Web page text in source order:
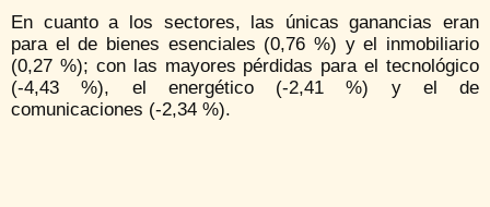
En cuanto a los sectores, las únicas ganancias eran
para el de bienes esenciales (0,76 %) y el inmobiliario
(0,27 %); con las mayores pérdidas para el tecnológico
(-4,43 %), el energético (-2,41 %) y el de
comunicaciones (-2,34 %).